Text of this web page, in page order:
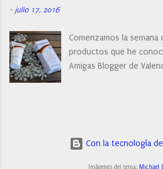
- julio 17, 2016
Comenzamos la
productos que he
Amigas Blogger de
manos para utilizar
Con la tecnología
Imágenes del tema: Michael